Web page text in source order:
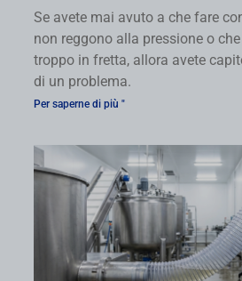
Se avete mai avuto a che fare
non reggono alla pressione o
troppo in fretta, allora avete
di un problema.
Per saperne di più "